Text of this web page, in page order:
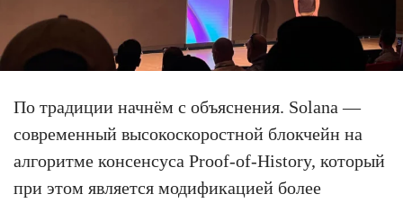
По традиции начнём с объяснения. Solana —
современный высокоскоростной блокчейн на
алгоритме консенсуса Proof-of-History, который
при этом является модификацией более